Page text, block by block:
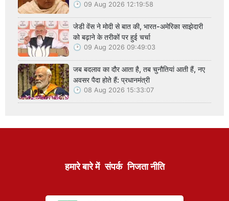
09 Aug 2026 12:19:58
जेडी वेंस ने मोदी से बात की, भारत-अमेरिका साझेदारी
को बढ़ाने के तरीकों पर हुई चर्चा
09 Aug 2026 09:49:03
जब बदलाव का दौर आता है, तब चुनौतियां आती हैं, नए
अवसर पैदा होते हैं: प्रधानमंत्री
08 Aug 2026 15:33:07
हमारे बारे में संपर्क निजता नीति